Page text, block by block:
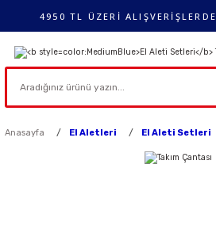
4950 TL ÜZERİ ALIŞVERİŞLERDE
Anasayfa El Aletleri El Aleti Setleri